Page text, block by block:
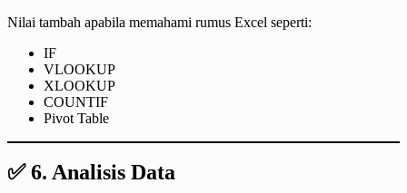
Nilai tambah apabila memahami rumus Excel seperti:
IF
VLOOKUP
XLOOKUP
COUNTIF
Pivot Table
✅ 6. Analisis Data